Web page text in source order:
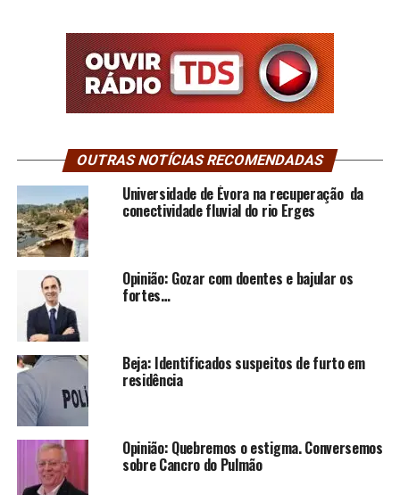
OUTRAS NOTÍCIAS RECOMENDADAS
Universidade de Évora na recuperação da
conectividade fluvial do rio Erges
Opinião: Gozar com doentes e bajular os
fortes…
Beja: Identificados suspeitos de furto em
residência
Opinião: Quebremos o estigma. Conversemos
sobre Cancro do Pulmão